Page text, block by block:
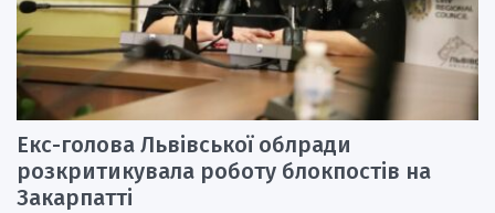
Екс-голова Львівської облради
розкритикувала роботу блокпостів на
Закарпатті